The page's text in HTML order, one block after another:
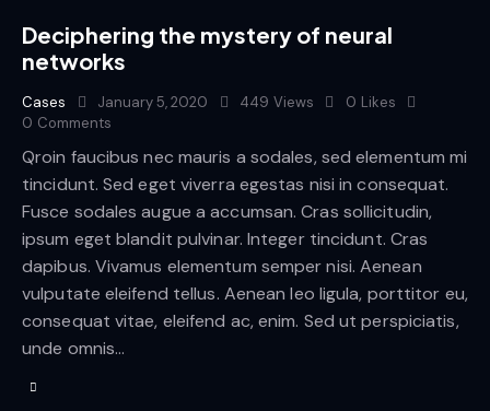
Deciphering the mystery of neural
networks
Cases January 5, 2020 449 Views 0 Likes
0 Comments
Qroin faucibus nec mauris a sodales, sed elementum mi
tincidunt. Sed eget viverra egestas nisi in consequat.
Fusce sodales augue a accumsan. Cras sollicitudin,
ipsum eget blandit pulvinar. Integer tincidunt. Cras
dapibus. Vivamus elementum semper nisi. Aenean
vulputate eleifend tellus. Aenean leo ligula, porttitor eu,
consequat vitae, eleifend ac, enim. Sed ut perspiciatis,
unde omnis…